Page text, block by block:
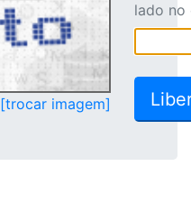
[trocar imagem]
lado no